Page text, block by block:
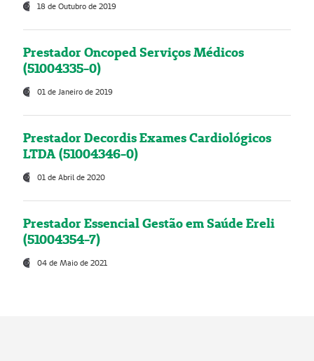
18 de Outubro de 2019
Prestador Oncoped Serviços Médicos
(51004335-0)
01 de Janeiro de 2019
Prestador Decordis Exames Cardiológicos
LTDA (51004346-0)
01 de Abril de 2020
Prestador Essencial Gestão em Saúde Ereli
(51004354-7)
04 de Maio de 2021